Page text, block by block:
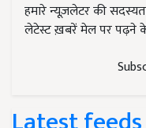
हमारे न्यूज़लेटर की
लेटेस्ट ख़बरें मेल पर पढ़ने